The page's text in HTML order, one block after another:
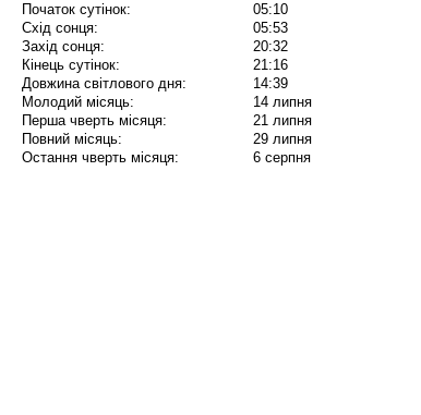
Початок сутінок:
05:10
Схід сонця:
05:53
Захід сонця:
20:32
Кінець сутінок:
21:16
Довжина світлового дня:
14:39
Молодий місяць:
14 липня
Перша чверть місяця:
21 липня
Повний місяць:
29 липня
Остання чверть місяця:
6 серпня